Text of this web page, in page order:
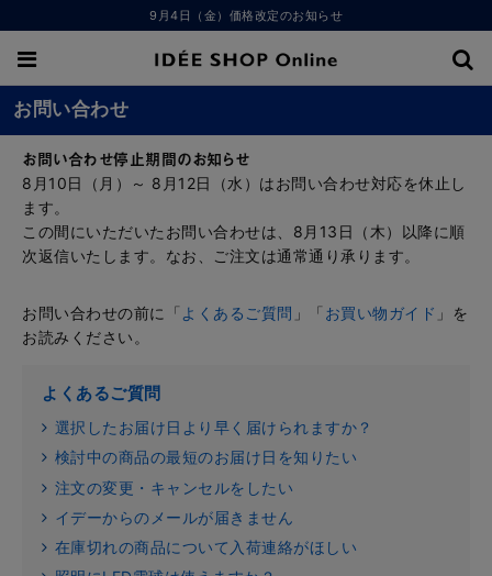
9月4日（金）価格改定のお知らせ
お問い合わせ
お問い合わせ停止期間のお知らせ
8月10日（月）～ 8月12日（水）はお問い合わせ対応を休止し
ます。
この間にいただいたお問い合わせは、8月13日（木）以降に順
次返信いたします。なお、ご注文は通常通り承ります。
お問い合わせの前に「よくあるご質問 」「お買い物ガイド 」を
お読みください。
よくあるご質問
選択したお届け日より早く届けられますか？
検討中の商品の最短のお届け日を知りたい
注文の変更・キャンセルをしたい
イデーからのメールが届きません
在庫切れの商品について入荷連絡がほしい